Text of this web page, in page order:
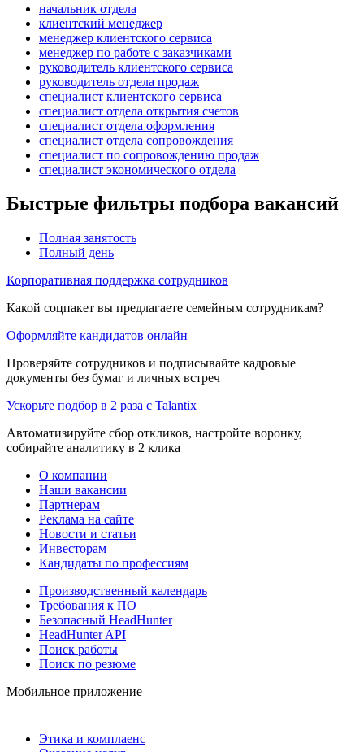
начальник отдела
клиентский менеджер
менеджер клиентского сервиса
менеджер по работе с заказчиками
руководитель клиентского сервиса
руководитель отдела продаж
специалист клиентского сервиса
специалист отдела открытия счетов
специалист отдела оформления
специалист отдела сопровождения
специалист по сопровождению продаж
специалист экономического отдела
Быстрые фильтры подбора вакансий
Полная занятость
Полный день
Корпоративная поддержка сотрудников
Какой соцпакет вы предлагаете семейным сотрудникам?
Оформляйте кандидатов онлайн
Проверяйте сотрудников и подписывайте кадровые
документы без бумаг и личных встреч
Ускорьте подбор в 2 раза с Talantix
Автоматизируйте сбор откликов, настройте воронку,
собирайте аналитику в 2 клика
О компании
Наши вакансии
Партнерам
Реклама на сайте
Новости и статьи
Инвесторам
Кандидаты по профессиям
Производственный календарь
Требования к ПО
Безопасный HeadHunter
HeadHunter API
Поиск работы
Поиск по резюме
Мобильное приложение
Этика и комплаенс